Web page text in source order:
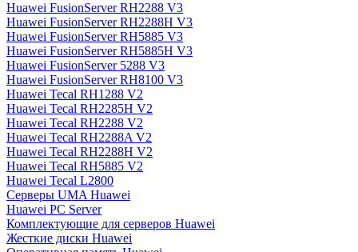
Huawei FusionServer RH2288 V3
Huawei FusionServer RH2288H V3
Huawei FusionServer RH5885 V3
Huawei FusionServer RH5885H V3
Huawei FusionServer 5288 V3
Huawei FusionServer RH8100 V3
Huawei Tecal RH1288 V2
Huawei Tecal RH2285H V2
Huawei Tecal RH2288 V2
Huawei Tecal RH2288A V2
Huawei Tecal RH2288H V2
Huawei Tecal RH5885 V2
Huawei Tecal L2800
Серверы UMA Huawei
Huawei PC Server
Комплектующие для серверов Huawei
Жесткие диски Huawei